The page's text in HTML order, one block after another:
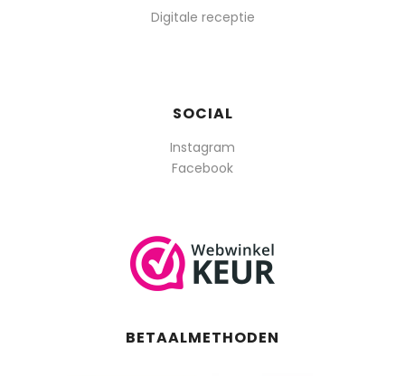
Digitale receptie
SOCIAL
Instagram
Facebook
BETAALMETHODEN